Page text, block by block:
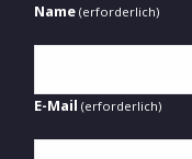
Name (erforderlich)
E-Mail (erforderlich)